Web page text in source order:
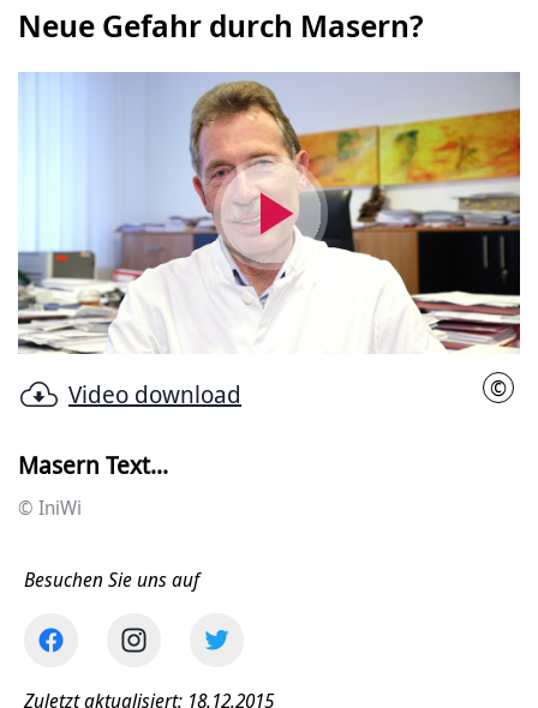
Neue Gefahr durch Masern?
Video
abspielen
©
Video download
Masern Text...
© IniWi
Besuchen Sie uns auf
Zuletzt aktualisiert: 18.12.2015